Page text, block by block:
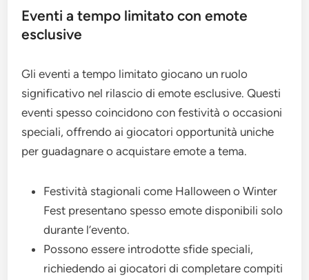
Eventi a tempo limitato con emote
esclusive
Gli eventi a tempo limitato giocano un ruolo
significativo nel rilascio di emote esclusive. Questi
eventi spesso coincidono con festività o occasioni
speciali, offrendo ai giocatori opportunità uniche
per guadagnare o acquistare emote a tema.
Festività stagionali come Halloween o Winter
Fest presentano spesso emote disponibili solo
durante l’evento.
Possono essere introdotte sfide speciali,
richiedendo ai giocatori di completare compiti